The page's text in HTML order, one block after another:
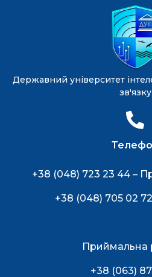
Державний університет
зв'язку
+38 (048) 723 23 44 –
+38 (048) 705 02
Приймальна
+38 (063)